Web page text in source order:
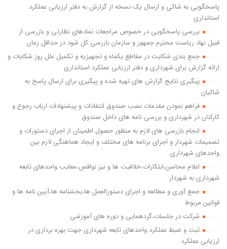
پاسخگویی به شاکی و ارسال یک نسخه از گزارش به دفتر ارزیابی عملکرد
استانداری
بررسی پاسخگویی در خصوص مراجعات نمادهای نظارتی و بازرسی از
قبیل نهاد ریاست محترم جمهور و سازمان بازرسی کل شود در حداقل زمان
جمع بندی شکایت در مقاطع یکماه و تجهیزیه و تکمیل علل روز شکایات و
ارائه گزارش برای شهرداری و دفتر ارزیابی عملکرد استانداری
پیگیری نتایج گزارش های تهیه شده و پیگیری برای ارسال پاسخ به
شاکیان
فراهم نمودن مقدمات نصب صندوق انتقادات و پیشنهادات ارباب رجوع و
کارکنان در شهرداری و بررسی نامه های داخل صندوق
انجام بازرسی های لازم به منظور حصول اطمینان از اجرای دستورات و
تصمیمات شهردار و اجرای برنامه های مختلف و ایجاد هماهنگی لازم بین
واحدهای شهرداری
اعلام محاسن،ابتکارات،خلاقیت ها و نیز نواقص،معایب واحدهای تابعه
شهرداری به شهردار
جمع آوری و مطالعه و اجرای دستورالعمل ها،بخشنامه ها،آیین نامه ها و
قوانین مربوط
شرکت در جلسات،گردهمایی و دوره های آموزشی
ثبت و ضبط عملکرد واحدهای تابعه شهرداری جهت بهره برداری در
ارزیابی عملکرد